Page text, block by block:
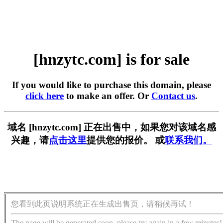
[hnzytc.com] is for sale
If you would like to purchase this domain, please
click here to make an offer. Or Contact us.
域名 [hnzytc.com] 正在出售中，如果您对该域名感
兴趣，请点击这里提供您的报价。 或联系我们。
您看到此页说明系统正在生成出售页，请稍候再试！